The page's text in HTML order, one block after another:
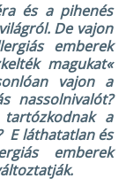
és a pihenés
De vajon
emberek
magukat«
vajon a
nassolnivalót?
a
E láthatatlan és
emberek